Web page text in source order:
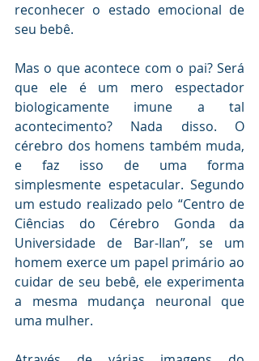
reconhecer o estado emocional de
seu bebê.
Mas o que acontece com o pai? Será
que ele é um mero espectador
biologicamente imune a tal
acontecimento? Nada disso. O
cérebro dos homens também muda,
e faz isso de uma forma
simplesmente espetacular. Segundo
um estudo realizado pelo “Centro de
Ciências do Cérebro Gonda da
Universidade de Bar-Ilan”, se um
homem exerce um papel primário ao
cuidar de seu bebê, ele experimenta
a mesma mudança neuronal que
uma mulher.